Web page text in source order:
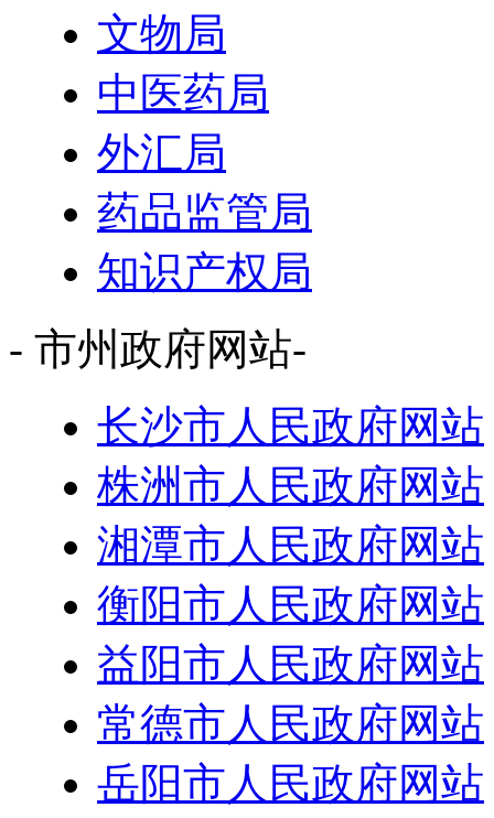
文物局
中医药局
外汇局
药品监管局
知识产权局
- 市州政府网站-
长沙市人民政府网站
株洲市人民政府网站
湘潭市人民政府网站
衡阳市人民政府网站
益阳市人民政府网站
常德市人民政府网站
岳阳市人民政府网站